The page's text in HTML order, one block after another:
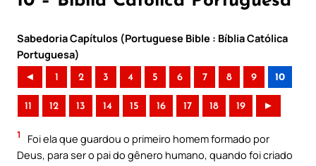
Sabedoria Capítulos (Portuguese Bible : Bíblia Católica
Portuguesa)
◄ 1 2 3 4 5 6 7 8 9 10
11 12 13 14 15 16 17 18 19 ►
1
Foi ela que guardou o primeiro homem formado por
Deus, para ser o pai do gênero humano, quando foi criado